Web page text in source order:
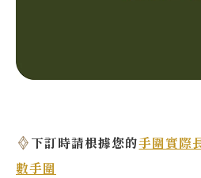
下訂時請根據您的手圍實際
數手圍